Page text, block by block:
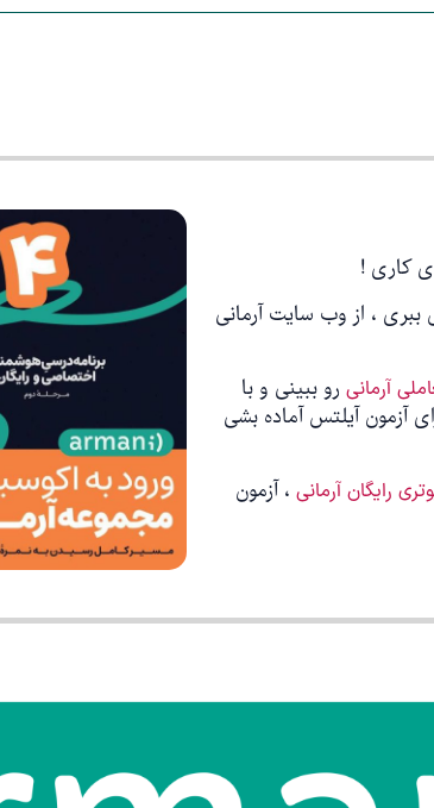
کاری !
آرمانی رو ببینی و با
آزمون آیلتس آماده بشی
رایگان آرمانی ، آزمون